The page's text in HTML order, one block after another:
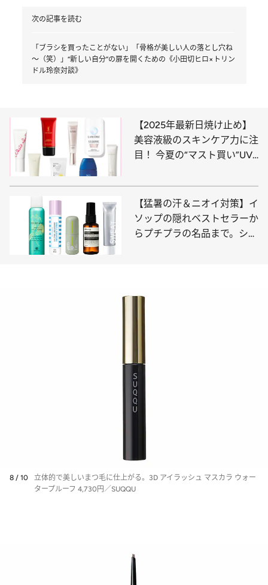
次の記事を読む
「ブラシを買ったことがない」「骨格が美しい人の落とし穴ね
～（笑）」“新しい自分”の扉を開くための《小田切ヒロ×トリン
ドル玲奈対談》
【2025年最新日焼け止め】
美容液級のスキンケア力に注
目！ 今夏の“マスト買い”UV
【猛暑の汗＆ニオイ対策】イ
ソップの隠れベストセラーか
らプチプラの名品まで。シー
8 / 10
立体的で美しいまつ毛に仕上がる。3D アイラッシュ マスカラ ウォー
タープルーフ 4,730円／SUQQU